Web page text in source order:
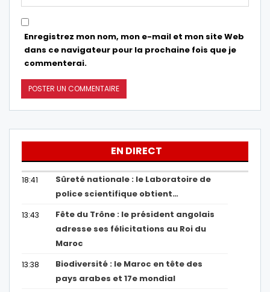
Enregistrez mon nom, mon e-mail et mon site Web
dans ce navigateur pour la prochaine fois que je
commenterai.
EN DIRECT
18:41
Sûreté nationale : le Laboratoire de
police scientifique obtient…
13:43
Fête du Trône : le président angolais
adresse ses félicitations au Roi du
Maroc
13:38
Biodiversité : le Maroc en tête des
pays arabes et 17e mondial